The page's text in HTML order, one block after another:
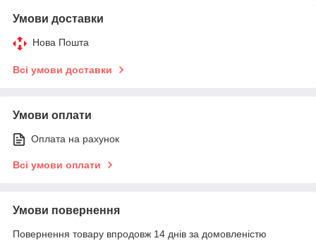
Умови доставки
Нова Пошта
Всі умови доставки
Умови оплати
Оплата на рахунок
Всі умови оплати
Умови повернення
Повернення товару впродовж 14 днів за домовленістю